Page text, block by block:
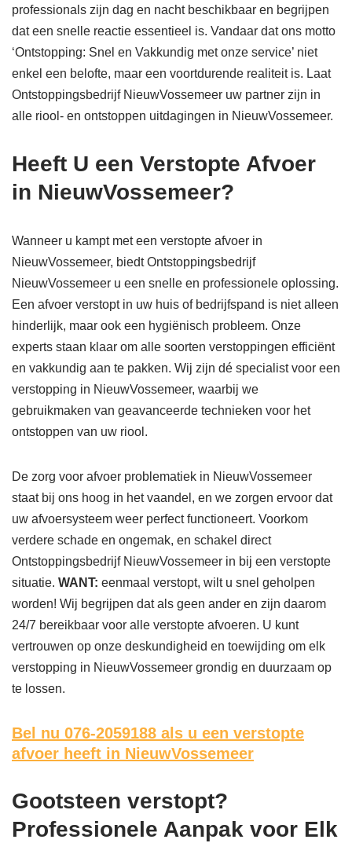
professionals zijn dag en nacht beschikbaar en begrijpen
dat een snelle reactie essentieel is. Vandaar dat ons motto
‘Ontstopping: Snel en Vakkundig met onze service’ niet
enkel een belofte, maar een voortdurende realiteit is. Laat
Ontstoppingsbedrijf NieuwVossemeer uw partner zijn in
alle riool- en ontstoppen uitdagingen in NieuwVossemeer.
Heeft U een Verstopte Afvoer
in NieuwVossemeer?
Wanneer u kampt met een verstopte afvoer in
NieuwVossemeer, biedt Ontstoppingsbedrijf
NieuwVossemeer u een snelle en professionele oplossing.
Een afvoer verstopt in uw huis of bedrijfspand is niet alleen
hinderlijk, maar ook een hygiënisch probleem. Onze
experts staan klaar om alle soorten verstoppingen efficiënt
en vakkundig aan te pakken. Wij zijn dé specialist voor een
verstopping in NieuwVossemeer, waarbij we
gebruikmaken van geavanceerde technieken voor het
ontstoppen van uw riool.
De zorg voor afvoer problematiek in NieuwVossemeer
staat bij ons hoog in het vaandel, en we zorgen ervoor dat
uw afvoersysteem weer perfect functioneert. Voorkom
verdere schade en ongemak, en schakel direct
Ontstoppingsbedrijf NieuwVossemeer in bij een verstopte
situatie. WANT: eenmaal verstopt, wilt u snel geholpen
worden! Wij begrijpen dat als geen ander en zijn daarom
24/7 bereikbaar voor alle verstopte afvoeren. U kunt
vertrouwen op onze deskundigheid en toewijding om elk
verstopping in NieuwVossemeer grondig en duurzaam op
te lossen.
Bel nu 076-2059188 als u een verstopte
afvoer heeft in NieuwVossemeer
Gootsteen verstopt?
Professionele Aanpak voor Elk